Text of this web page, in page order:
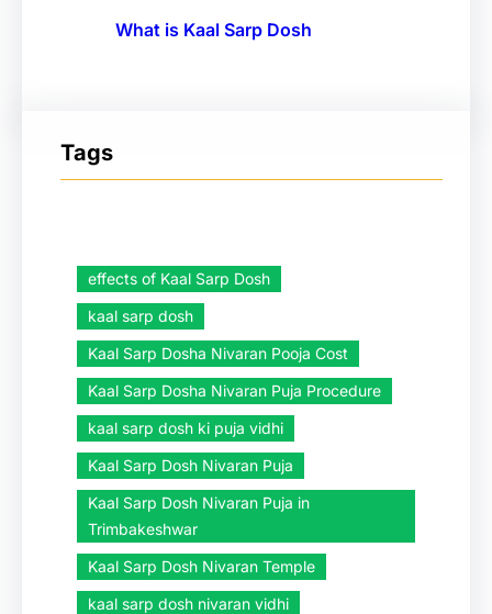
What is Kaal Sarp Dosh
Tags
effects of Kaal Sarp Dosh
kaal sarp dosh
Kaal Sarp Dosha Nivaran Pooja Cost
Kaal Sarp Dosha Nivaran Puja Procedure
kaal sarp dosh ki puja vidhi
Kaal Sarp Dosh Nivaran Puja
Kaal Sarp Dosh Nivaran Puja in
Trimbakeshwar
Kaal Sarp Dosh Nivaran Temple
kaal sarp dosh nivaran vidhi